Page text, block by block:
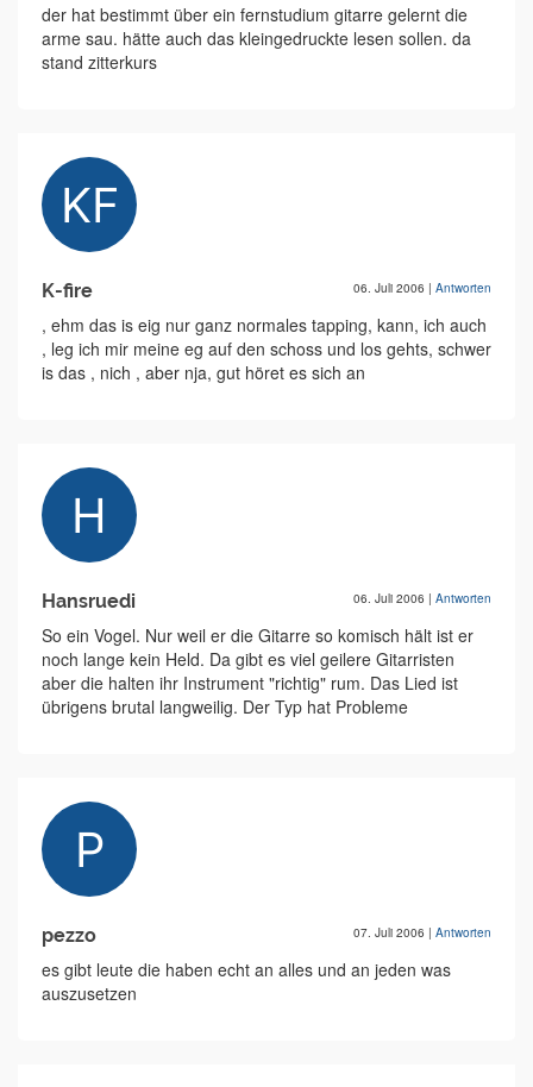
der hat bestimmt über ein fernstudium gitarre gelernt die
arme sau. hätte auch das kleingedruckte lesen sollen. da
stand zitterkurs
K-fire 06. Juli 2006 | Antworten
, ehm das is eig nur ganz normales tapping, kann, ich auch
, leg ich mir meine eg auf den schoss und los gehts, schwer
is das , nich , aber nja, gut höret es sich an
Hansruedi 06. Juli 2006 | Antworten
So ein Vogel. Nur weil er die Gitarre so komisch hält ist er
noch lange kein Held. Da gibt es viel geilere Gitarristen
aber die halten ihr Instrument "richtig" rum. Das Lied ist
übrigens brutal langweilig. Der Typ hat Probleme
pezzo 07. Juli 2006 | Antworten
es gibt leute die haben echt an alles und an jeden was
auszusetzen